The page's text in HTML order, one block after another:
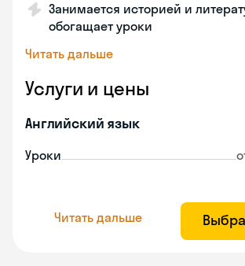
Занимается историей и
обогащает уроки
Читать дальше
Услуги и цены
Английский язык
Уроки
Читать дальше